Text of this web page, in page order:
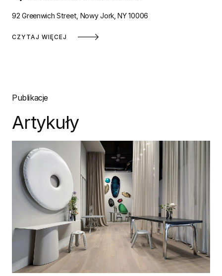
92 Greenwich Street, Nowy Jork, NY 10006
CZYTAJ WIĘCEJ
Publikacje
Artykuły